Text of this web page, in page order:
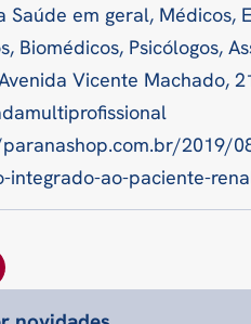
Saúde em geral, Médicos,
Biomédicos, Psicólogos,
Vicente Machado,
paranashop.com.br/2019/
integrado-ao-paciente-